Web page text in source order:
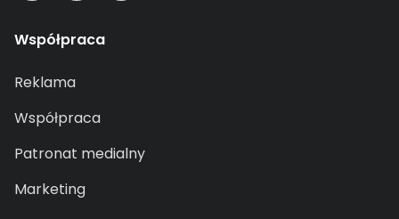
Współpraca
Reklama
Współpraca
Patronat medialny
Marketing